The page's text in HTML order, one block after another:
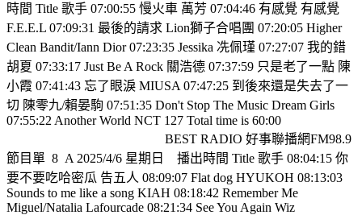
時間 Title 歌手 07:00:55 慢火車 萬芳 07:04:46 有感覺 有感覺
F.E.E.L 07:09:31 最後的請求 Lion獅子合唱團 07:20:05 Higher
Clean Bandit/Iann Dior 07:23:35 Jessika 冼佩瑾 07:27:07 我的錯
胡夏 07:33:17 Just Be A Rock 關浩德 07:37:59 只是老了一點 陳
小霞 07:41:43 忘了眼淚 MIUSA 07:47:25 到後來還是失去了一
切 陳零九/賴晏駒 07:51:35 Don't Stop The Music Dream Girls
07:55:22 Another World NCT 127 Total time is 60:00
BEST RADIO 好事聯播網FM98.9
節目單 8 A 2025/4/6 星期日
播出時間 Title 歌手 08:04:15 你
要不要吃哈密瓜 告五人 08:09:07 Flat dog HYUKOH 08:13:03
Sounds to me like a song KIAH 08:18:42 Remember Me
Miguel/Natalia Lafourcade 08:21:34 See You Again Wiz